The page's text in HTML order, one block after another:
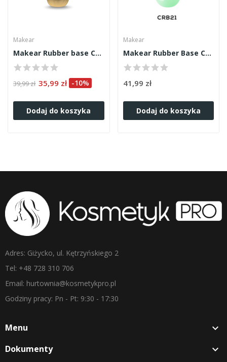
Makear
Makear Rubber base CLEAR 8ml
39,99 zł 35,99 zł -10%
Dodaj do koszyka
Makear
Makear Rubber Base CRB21 Bubble Green 8ml
41,99 zł
Dodaj do koszyka
Adres: Giżycko, ul. Kętrzyńskiego 2
Tel: +48 728 310 706
Email: hurtownia@kosmetykpro.pl
Godziny pracy: Pn - Pt: 9:30 - 17:30
Menu 
Dokumenty 